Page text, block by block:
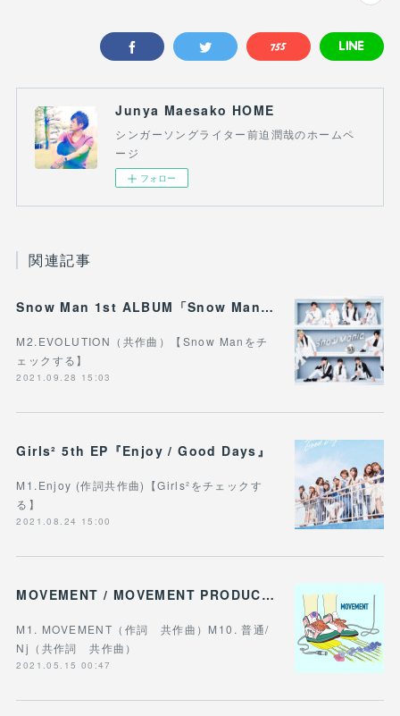
Junya Maesako HOME
シンガーソングライター前迫潤哉のホームペ
ージ
フォロー
関連記事
Snow Man 1st ALBUM「Snow Mania S1」
M2.EVOLUTION（共作曲）【Snow Manをチ
ェックする】
2021.09.28 15:03
Girls² 5th EP『Enjoy / Good Days』
M1.Enjoy (作詞共作曲)【Girls²をチェックす
る】
2021.08.24 15:00
MOVEMENT / MOVEMENT PRODUCTION
M1. MOVEMENT（作詞 共作曲）M10. 普通/
Nj（共作詞 共作曲）
2021.05.15 00:47